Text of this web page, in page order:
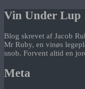
Vin Under Lup
Blog skrevet af Jacob
Mr Ruby, en vinøs
snob. Forvent altid en
Meta